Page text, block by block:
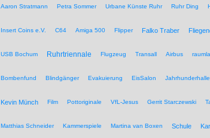
Aaron Stratmann Petra Sommer Urbane Künste Ruhr Ruhr Ding
Insert Coins e.V. C64 Amiga 500 Flipper Falko Traber
USB Bochum Ruhrtriennale Flugzeug Transall Airbus
Bombenfund Blindgänger Evakuierung EisSalon Jahrhunderhalle
Kevin Münch Film Pottoriginale VfL-Jesus Gerrit Starczewski
Matthias Schneider Kammerspiele Martina van Boxen Schule